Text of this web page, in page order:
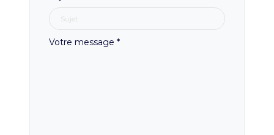
Votre message *